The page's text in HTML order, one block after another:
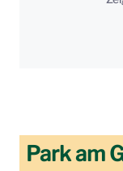
Park am